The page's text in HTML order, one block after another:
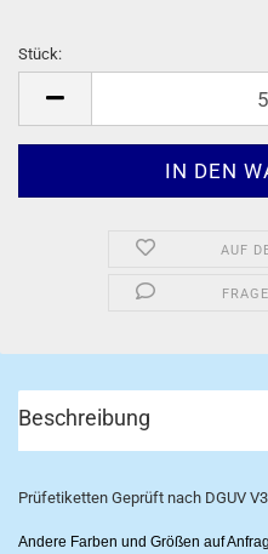
Stück:
AUF
Beschreibung
Prüfetiketten Geprüft nach DGUV V3
Andere Farben und Größen auf